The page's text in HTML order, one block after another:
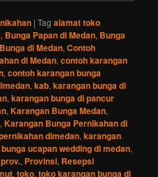
|Tag alamat toko
, Bunga Papan di Medan, Bunga
di Medan,Contoh
di Medan,contoh karangan
,contoh karangan bunga
,kab,karangan bunga di
,karangan bunga di pancur
,Karangan Bunga Medan,
,Karangan Bunga Pernikahan di
dimedan,karangan
ucapan wedding di medan,
prov., Provinsi, Resepsi
,toko,toko karangan bunga di